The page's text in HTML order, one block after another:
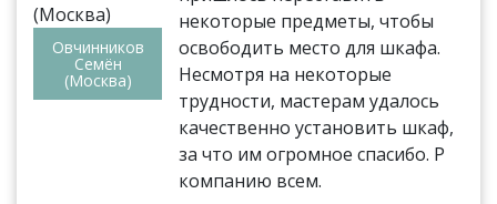
Овчинников
Семён
(Москва)
некоторые предметы, чтобы
освободить место для шкафа.
Несмотря на некоторые
трудности, мастерам удалось
качественно установить шкаф,
за что им огромное спасибо. Р
компанию всем.